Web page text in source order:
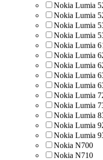
Nokia Lumia
Nokia Lumia
Nokia Lumia
Nokia Lumia
Nokia Lumia
Nokia Lumia
Nokia Lumia
Nokia Lumia
Nokia Lumia
Nokia Lumia
Nokia Lumia
Nokia Lumia
Nokia Lumia
Nokia Lumia
Nokia N700
Nokia N710